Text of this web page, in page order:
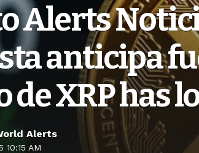
Alerts
anticipa
de XRP has
Alerts
10:15 AM